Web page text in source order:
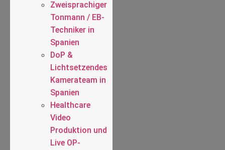
Zweisprachiger
Tonmann / EB-
Techniker in
Spanien
DoP &
Lichtsetzendes
Kamerateam in
Spanien
Healthcare
Video
Produktion und
Live OP-